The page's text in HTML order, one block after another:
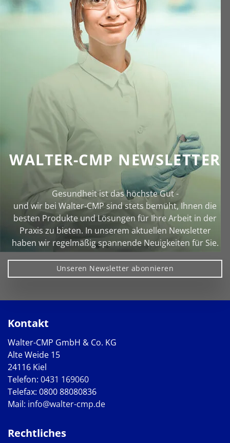
WALTER-CMP NEWSLETTER
Gesundheit ist das höchste Gut -
und wir bei Walter‑CMP sind stets bemüht, Ihnen die
besten Produkte und Lösungen für Ihre Arbeit in der
Praxis zu bieten. In unserem aktuellen Newsletter
haben wir regelmäßig spannende Neuigkeiten für Sie.
Unseren Newsletter abonnieren
Kontakt
Walter-CMP GmbH & Co. KG
Alte Weide 15
24116 Kiel
Telefon: 0431 169060
Telefax: 0800 88080836
Mail: info@walter-cmp.de
Rechtliches